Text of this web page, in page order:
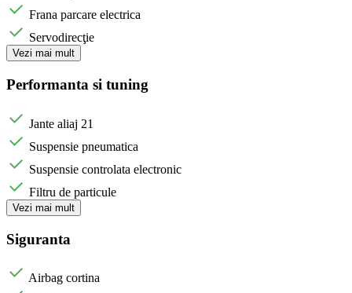
Frana parcare electrica
Servodirecţie
Vezi mai mult
Performanta si tuning
Jante aliaj 21
Suspensie pneumatica
Suspensie controlata electronic
Filtru de particule
Vezi mai mult
Siguranta
Airbag cortina